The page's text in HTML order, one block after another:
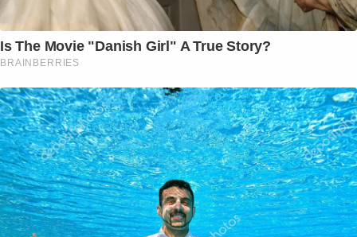
Is The Movie "Danish Girl" A True Story?
BRAINBERRIES